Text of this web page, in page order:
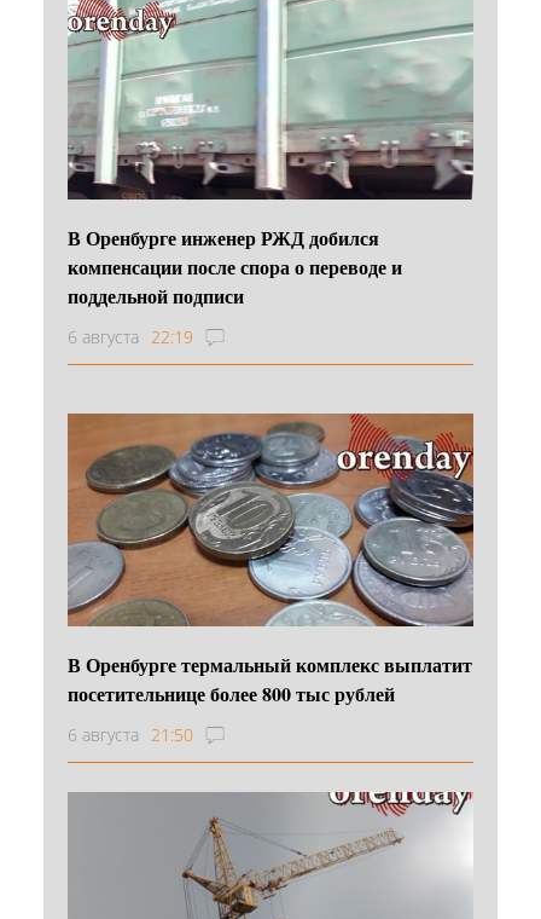
В Оренбурге инженер РЖД добился
компенсации после спора о переводе и
поддельной подписи
6 августа 22:19
В Оренбурге термальный комплекс выплатит
посетительнице более 800 тыс рублей
6 августа 21:50